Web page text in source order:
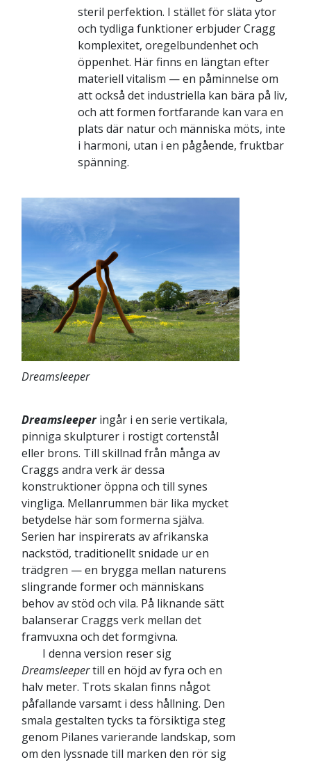
steril perfektion. I stället för släta ytor
och tydliga funktioner erbjuder Cragg
komplexitet, oregelbundenhet och
öppenhet. Här finns en längtan efter
materiell vitalism — en påminnelse om
att också det industriella kan bära på liv,
och att formen fortfarande kan vara en
plats där natur och människa möts, inte
i harmoni, utan i en pågående, fruktbar
spänning.
Dreamsleeper
Dreamsleeperingår i en serie vertikala,
pinniga skulpturer i rostigt cortenstål
eller brons. Till skillnad från många av
Craggs andra verk är dessa
konstruktioner öppna och till synes
vingliga. Mellanrummen bär lika mycket
betydelse här som formerna själva.
Serien har inspirerats av afrikanska
nackstöd, traditionellt snidade ur en
trädgren — en brygga mellan naturens
slingrande former och människans
behov av stöd och vila. På liknande sätt
balanserar Craggs verk mellan det
framvuxna och det formgivna.
I denna version reser sig
Dreamsleepertill en höjd av fyra och en
halv meter. Trots skalan finns något
påfallande varsamt i dess hållning. Den
smala gestalten tycks ta försiktiga steg
genom Pilanes varierande landskap, som
om den lyssnade till marken den rör sig